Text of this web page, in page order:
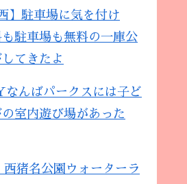
】駐車場に気を付け
駐車場も無料の一庫公
てきたよ
んばパークスには子ど
室内遊び場があった
西猪名公園ウォーターラ